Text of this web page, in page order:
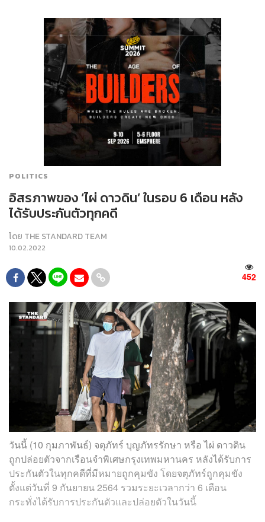
POLITICS
อิสรภาพของ ‘ไผ่ ดาวดิน’ ในรอบ 6 เดือน หลัง
ได้รับประกันตัวทุกคดี
โดย THE STANDARD TEAM
10.02.2022
452
วันนี้ (10 กุมภาพันธ์) จตุภัทร์ บุญภัทรรักษา หรือ ไผ่ ดาวดิน
ถูกปล่อยตัวจากเรือนจำพิเศษกรุงเทพมหานคร หลังได้รับการ
ประกันตัวในทุกคดีที่มีหมายถูกคุมขัง โดยจตุภัทร์ถูกคุมขัง
ตั้งแต่วันที่ 9 กันยายน 2564 รวมระยะเวลากว่า 6 เดือน
กระทั่งได้รับการประกันตัวและปล่อยตัวในวันนี้